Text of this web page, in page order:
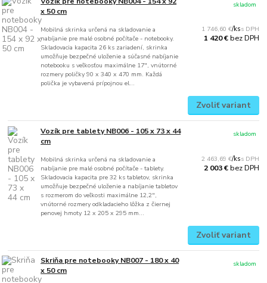
x 50 cm
Mobilná skrinka určená na skladovanie a
nabíjanie pre malé osobné počítače - notebooky.
Skladovacia kapacita 26 ks zariadení, skrinka
umožňuje bezpečné uloženie a súčasné nabíjanie
notebooku s veľkosťou maximálne 17", vnútorné
rozmery poličky 90 x 340 x 470 mm. Každá
polička je vybavená prípojnou el...
1 746,60 €/ks
1 420 €bez DPH
skladom
Zvoliť variant
Vozík pre tablety NB006 - 105 x 73 x 44
cm
Mobilná skrinka určená na skladovanie a
nabíjanie pre malé osobné počítače - tablety.
Skladovacia kapacita pre 32 ks tabletov, skrinka
umožňuje bezpečné uloženie a nabíjanie tabletov
s rozmerom do veľkosti maximálne 12,2",
vnútorné rozmery odkladacieho lôžka z čiernej
penovej hmoty 12 x 205 x 295 mm...
2 463,69 €/ks
2 003 €bez DPH
skladom
Zvoliť variant
Skriňa pre notebooky NB007 - 180 x 40
x 50 cm
skladom